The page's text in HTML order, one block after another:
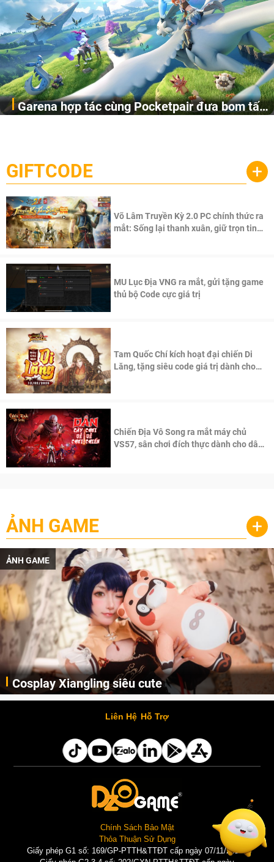
Garena hợp tác cùng Pocketpair đưa bom tấn
cầu, theo giấy phép chính thức từ công ty game Nhật Bản
Pocketpair, Inc.
GIFTCODE +
Võ Lâm Truyền Kỳ 2.0 PC chính thức ra
mắt: Sống lại thanh xuân, giữ trọn tinh
MU Lục Địa VNG ra mắt, gửi tặng game
thủ bộ Code cực giá trị
Tam Quốc Chí kích hoạt đại chiến Di
Lăng, tặng siêu code giá trị dành cho
Chiến Địa Vô Song ra mắt máy chủ
VS57, sân chơi đích thực dành cho dân
ẢNH GAME +
ẢNH GAME
Cosplay Xiangling siêu cute
Cùng thưởng thức những hình ảnh cosplay Xiangling trong Genshin Impact siêu dễ thương của người dùng Weibo "阿包也是兔娘"
Liên Hệ Hỗ Trợ
Chính Sách Bảo Mật
Thỏa Thuận Sử Dụng
Giấy phép G1 số: 169/GP-PTTH&TTĐT cấp ngày 07/11/2025 |